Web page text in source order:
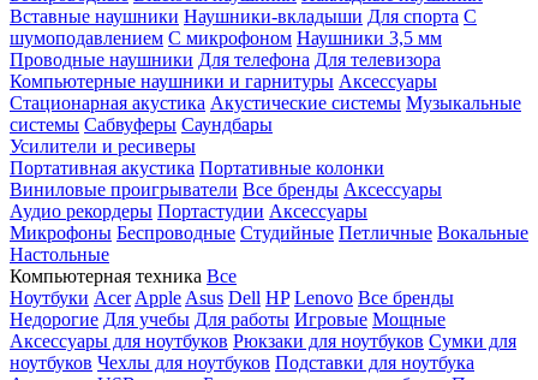
Вставные наушники Наушники-вкладыши Для спорта С
шумоподавлением С микрофоном Наушники 3,5 мм
Проводные наушники Для телефона Для телевизора
Компьютерные наушники и гарнитуры Аксессуары
Стационарная акустика Акустические системы Музыкальные
системы Сабвуферы Саундбары
Усилители и ресиверы
Портативная акустика Портативные колонки
Виниловые проигрыватели Все бренды Аксессуары
Аудио рекордеры Портастудии Аксессуары
Микрофоны Беспроводные Студийные Петличные Вокальные
Настольные
Компьютерная техника Все
Ноутбуки Acer Apple Asus Dell HP Lenovo Все бренды
Недорогие Для учебы Для работы Игровые Мощные
Аксессуары для ноутбуков Рюкзаки для ноутбуков Сумки для
ноутбуков Чехлы для ноутбуков Подставки для ноутбука